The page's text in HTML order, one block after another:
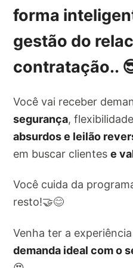
forma
gestão do
contratação..
Você vai receber
segurança,
absurdos e leilão
em buscar clientese
Você cuida da
resto!🤝😊
Venha ter a
demanda ideal com o